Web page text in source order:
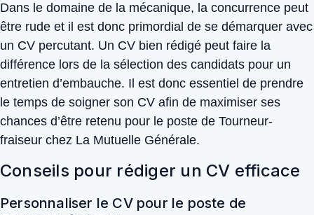
Dans le domaine de la mécanique, la concurrence peut
être rude et il est donc primordial de se démarquer avec
un CV percutant. Un CV bien rédigé peut faire la
différence lors de la sélection des candidats pour un
entretien d’embauche. Il est donc essentiel de prendre
le temps de soigner son CV afin de maximiser ses
chances d’être retenu pour le poste de Tourneur-
fraiseur chez La Mutuelle Générale.
Conseils pour rédiger un CV efficace
Personnaliser le CV pour le poste de